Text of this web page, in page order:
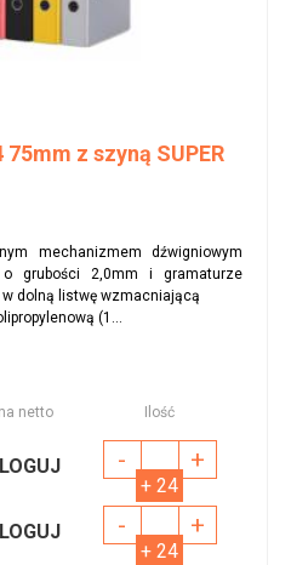
z szyną SUPER
mechanizmem dźwigniowym
grubości 2,0mm i gramaturze
dolną listwę wzmacniającą
(1...
netto Ilość
- +
+ 24
- +
+ 24